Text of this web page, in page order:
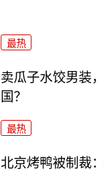
最热
卖瓜子水饺男装
国？
最热
北京烤鸭被制裁